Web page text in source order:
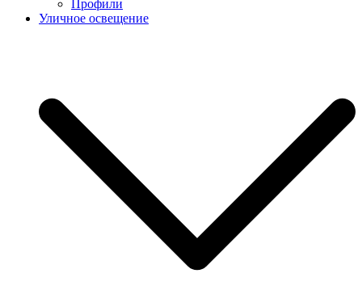
Профили
Уличное освещение